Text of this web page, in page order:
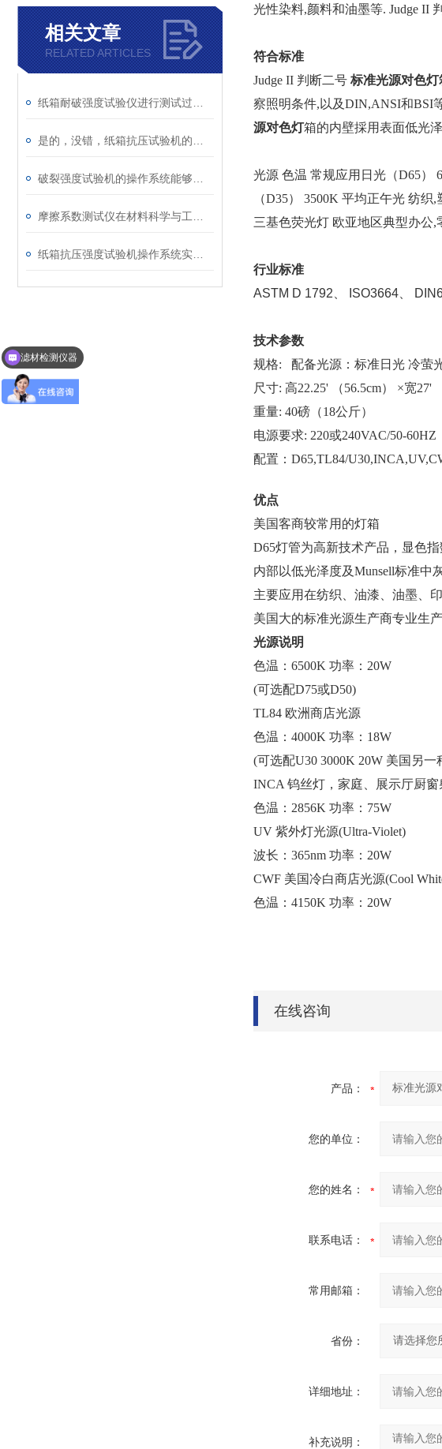
相关文章
RELATED ARTICLES
光性染料,颜料和油墨等. Judge II
符合标准
Judge II 判断二号 标准光源对色灯
察照明条件,以及DIN,ANSI和BSI
源对色灯箱的内壁採用表面低光
光源 色温 常规应用日光（D65）
（D35） 3500K 平均正午光 纺
三基色荧光灯 欧亚地区典型办公
行业标准
ASTM D 1792、 ISO3664、
技术参数
规格: 配备光源：标准日光 冷萤
尺寸: 高22.25' （56.5cm） ×宽27'
重量: 40磅（18公斤）
电源要求: 220或240VAC/50-60HZ
配置：D65,TL84/
优点
美国客商较常用的灯箱
D65灯管为高新技术产品，显色指
内部以低光泽度及Munsell标准中
主要应用在纺织、油漆、油墨、
美国大的标准光源生产商专业生产
光源说明
色温：6500K 功率：20W
(可选配D75或D50)
TL84 欧洲商店光源
色温：4000K 功率：18W
(可选配U30 3000K 20W 美国另一
INCA 钨丝灯，家庭、展示厅厨窗
色温：2856K 功率：75W
UV 紫外灯光源(Ultra-Violet)
波长：365nm 功率：20W
CWF 美国冷白商店光源(Cool
色温：4150K 功率：20W
在线咨询
产品：
您的单位：
您的姓名：
联系电话：
常用邮箱：
省份：
详细地址：
补充说明：
纸品检测仪器
滤材检测仪器